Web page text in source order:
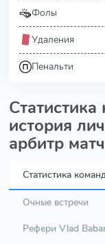
Фолы
Удаления
Пенальти
история
арбитр
Статистика
Очные встречи
Рефери Vlad